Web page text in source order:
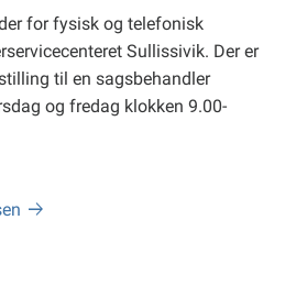
for fysisk og telefonisk
Sullissivik. Der er
til en sagsbehandler
og fredag klokken 9.00-